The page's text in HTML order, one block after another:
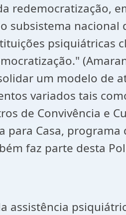
nacional
psiquiátricas
um modelo de
variados tais
de Convivência e
para Casa,
faz parte desta
assistência